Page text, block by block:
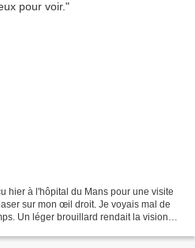
hier à l'hôpital du Mans pour une visite
sur mon œil droit. Je voyais mal de
Un léger brouillard rendait la vision